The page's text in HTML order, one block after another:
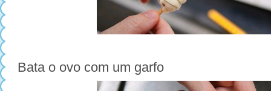
Bata o ovo com um garfo